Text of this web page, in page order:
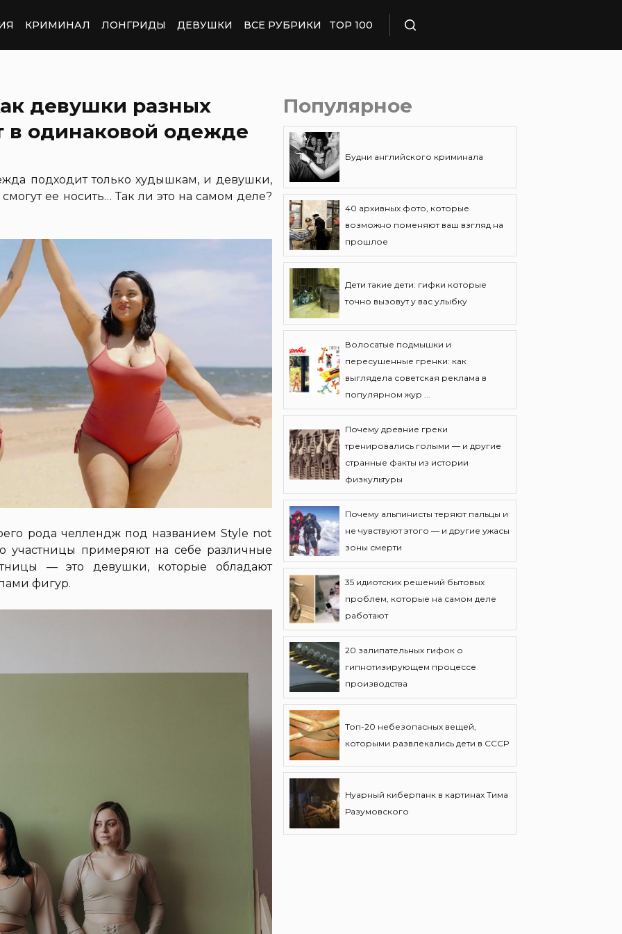
КРИМИНАЛ ЛОНГРИДЫ ДЕВУШКИ ВСЕ РУБРИКИ TOP 100
девушки разных
в одинаковой одежде
подходит только худышкам, и девушки,
ее носить… Так ли это на самом деле?
рода челлендж под названием Style not
участницы примеряют на себе различные
— это девушки, которые обладают
фигур.
Популярное
Будни английского криминала
40 архивных фото, которые
возможно поменяют ваш взгляд на
прошлое
Дети такие дети: гифки которые
точно вызовут у вас улыбку
Волосатые подмышки и
пересушенные гренки: как
выглядела советская реклама в
популярном жур ...
Почему древние греки
тренировались голыми — и другие
странные факты из истории
физкультуры
Почему альпинисты теряют пальцы и
не чувствуют этого — и другие ужасы
зоны смерти
35 идиотских решений бытовых
проблем, которые на самом деле
работают
20 залипательных гифок о
гипнотизирующем процессе
производства
Топ-20 небезопасных вещей,
которыми развлекались дети в СССР
Нуарный киберпанк в картинах Тима
Разумовского